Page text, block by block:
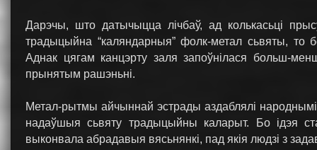
Дарэчы, што датычыцца лічбаў, ад колькасьці
традыцыйна “каляндарныя” фолк-метал сьвяты, то
Аднак цягам канцэрту заля запоўнілася больш-
прынятым рашэньні.
Метал-рытмы айчыннай эстрады аздаблялі
надаўшыя сьвяту традыцыйны каларыт. Бо ідэя
выконвала абрадавыя вясьнянкі, пад якія людзі з